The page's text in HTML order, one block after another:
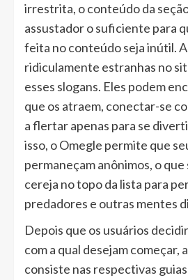
irrestrita, o conteúdo da
assustador o suficiente para
feita no conteúdo seja inútil.
ridiculamente estranhas no
esses slogans. Eles podem
que os atraem, conectar-se
a flertar apenas para se
isso, o Omegle permite que
permaneçam anônimos, o
cereja no topo da lista para
predadores e outras mentes
Depois que os usuários
com a qual desejam começar,
consiste nas respectivas guias